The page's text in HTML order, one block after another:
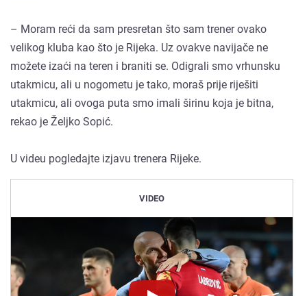
– Moram reći da sam presretan što sam trener ovako
velikog kluba kao što je Rijeka. Uz ovakve navijače ne
možete izaći na teren i braniti se. Odigrali smo vrhunsku
utakmicu, ali u nogometu je tako, moraš prije riješiti
utakmicu, ali ovoga puta smo imali širinu koja je bitna,
rekao je Željko Sopić.
U videu pogledajte izjavu trenera Rijeke.
VIDEO